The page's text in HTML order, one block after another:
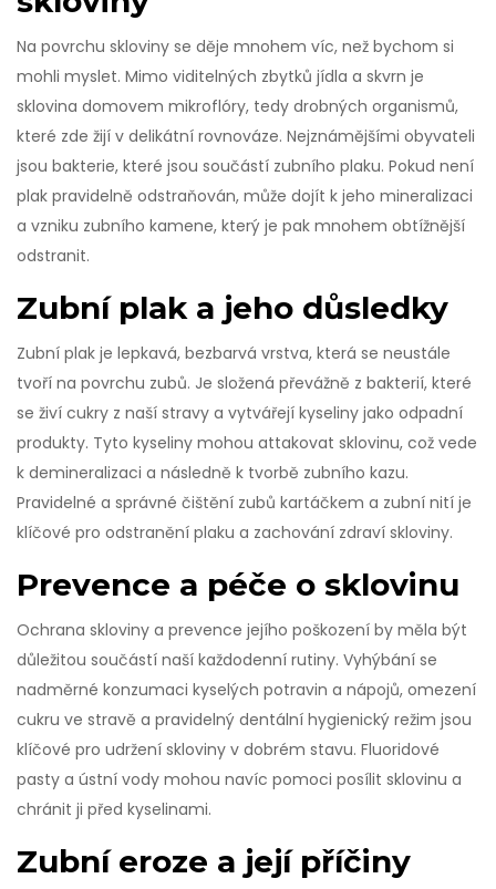
Na povrchu skloviny se děje mnohem víc, než bychom si
mohli myslet. Mimo viditelných zbytků jídla a skvrn je
sklovina domovem mikroflóry, tedy drobných organismů,
které zde žijí v delikátní rovnováze. Nejznámějšími obyvateli
jsou bakterie, které jsou součástí zubního plaku. Pokud není
plak pravidelně odstraňován, může dojít k jeho mineralizaci
a vzniku zubního kamene, který je pak mnohem obtížnější
odstranit.
Zubní plak a jeho důsledky
Zubní plak je lepkavá, bezbarvá vrstva, která se neustále
tvoří na povrchu zubů. Je složená převážně z bakterií, které
se živí cukry z naší stravy a vytvářejí kyseliny jako odpadní
produkty. Tyto kyseliny mohou attakovat sklovinu, což vede
k demineralizaci a následně k tvorbě zubního kazu.
Pravidelné a správné čištění zubů kartáčkem a zubní nití je
klíčové pro odstranění plaku a zachování zdraví skloviny.
Prevence a péče o sklovinu
Ochrana skloviny a prevence jejího poškození by měla být
důležitou součástí naší každodenní rutiny. Vyhýbání se
nadměrné konzumaci kyselých potravin a nápojů, omezení
cukru ve stravě a pravidelný dentální hygienický režim jsou
klíčové pro udržení skloviny v dobrém stavu. Fluoridové
pasty a ústní vody mohou navíc pomoci posílit sklovinu a
chránit ji před kyselinami.
Zubní eroze a její příčiny